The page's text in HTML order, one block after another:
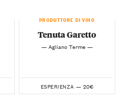
PRODUTTORE DI VINO
Tenuta Garetto
— Agliano Terme —
ESPERIENZA — 20€